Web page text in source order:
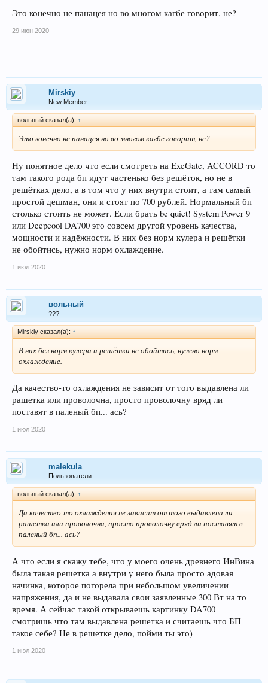
Это конечно не панацея но во многом кагбе говорит, не?
29 июн 2020
Mirskiy
New Member
вольный сказал(а): ↑
Это конечно не панацея но во многом кагбе говорит, не?
Ну понятное дело что если смотреть на ExeGate, ACCORD то
там такого рода бп идут частенько без решёток, но не в
решётках дело, а в том что у них внутри стоит, а там самый
простой дешман, они и стоят по 700 рублей. Нормальный бп
столько стоить не может. Если брать be quiet! System Power 9
или Deepcool DA700 это совсем другой уровень качества,
мощности и надёжности. В них без норм кулера и решётки
не обойтись, нужно норм охлаждение.
1 июл 2020
вольный
???
Mirskiy сказал(а): ↑
В них без норм кулера и решётки не обойтись, нужно норм
охлаждение.
Да качество-то охлаждения не зависит от того выдавлена ли
рашетка или проволочна, просто проволочну вряд ли
поставят в паленый бп... ась?
1 июл 2020
malekula
Пользователи
вольный сказал(а): ↑
Да качество-то охлаждения не зависит от того выдавлена ли
рашетка или проволочна, просто проволочну вряд ли поставят в
паленый бп... ась?
А что если я скажу тебе, что у моего очень древнего ИнВина
была такая решетка а внутри у него была просто адовая
начинка, которое погорела при небольшом увеличении
напряжения, да и не выдавала свои заявленные 300 Вт на то
время. А сейчас такой открываешь картинку DA700
смотришь что там выдавлена решетка и считаешь что БП
такое себе? Не в решетке дело, пойми ты это)
1 июл 2020